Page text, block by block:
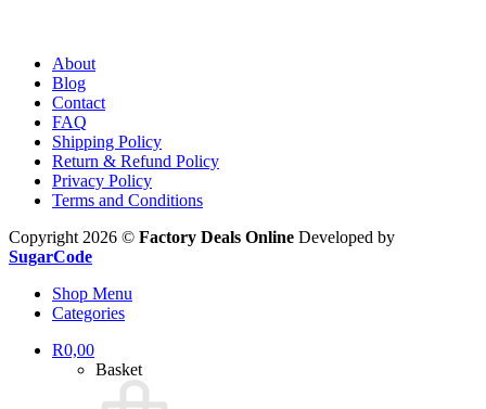
About
Blog
Contact
FAQ
Shipping Policy
Return & Refund Policy
Privacy Policy
Terms and Conditions
Copyright 2026 © Factory Deals Online Developed by
SugarCode
Shop Menu
Categories
R0,00
Basket